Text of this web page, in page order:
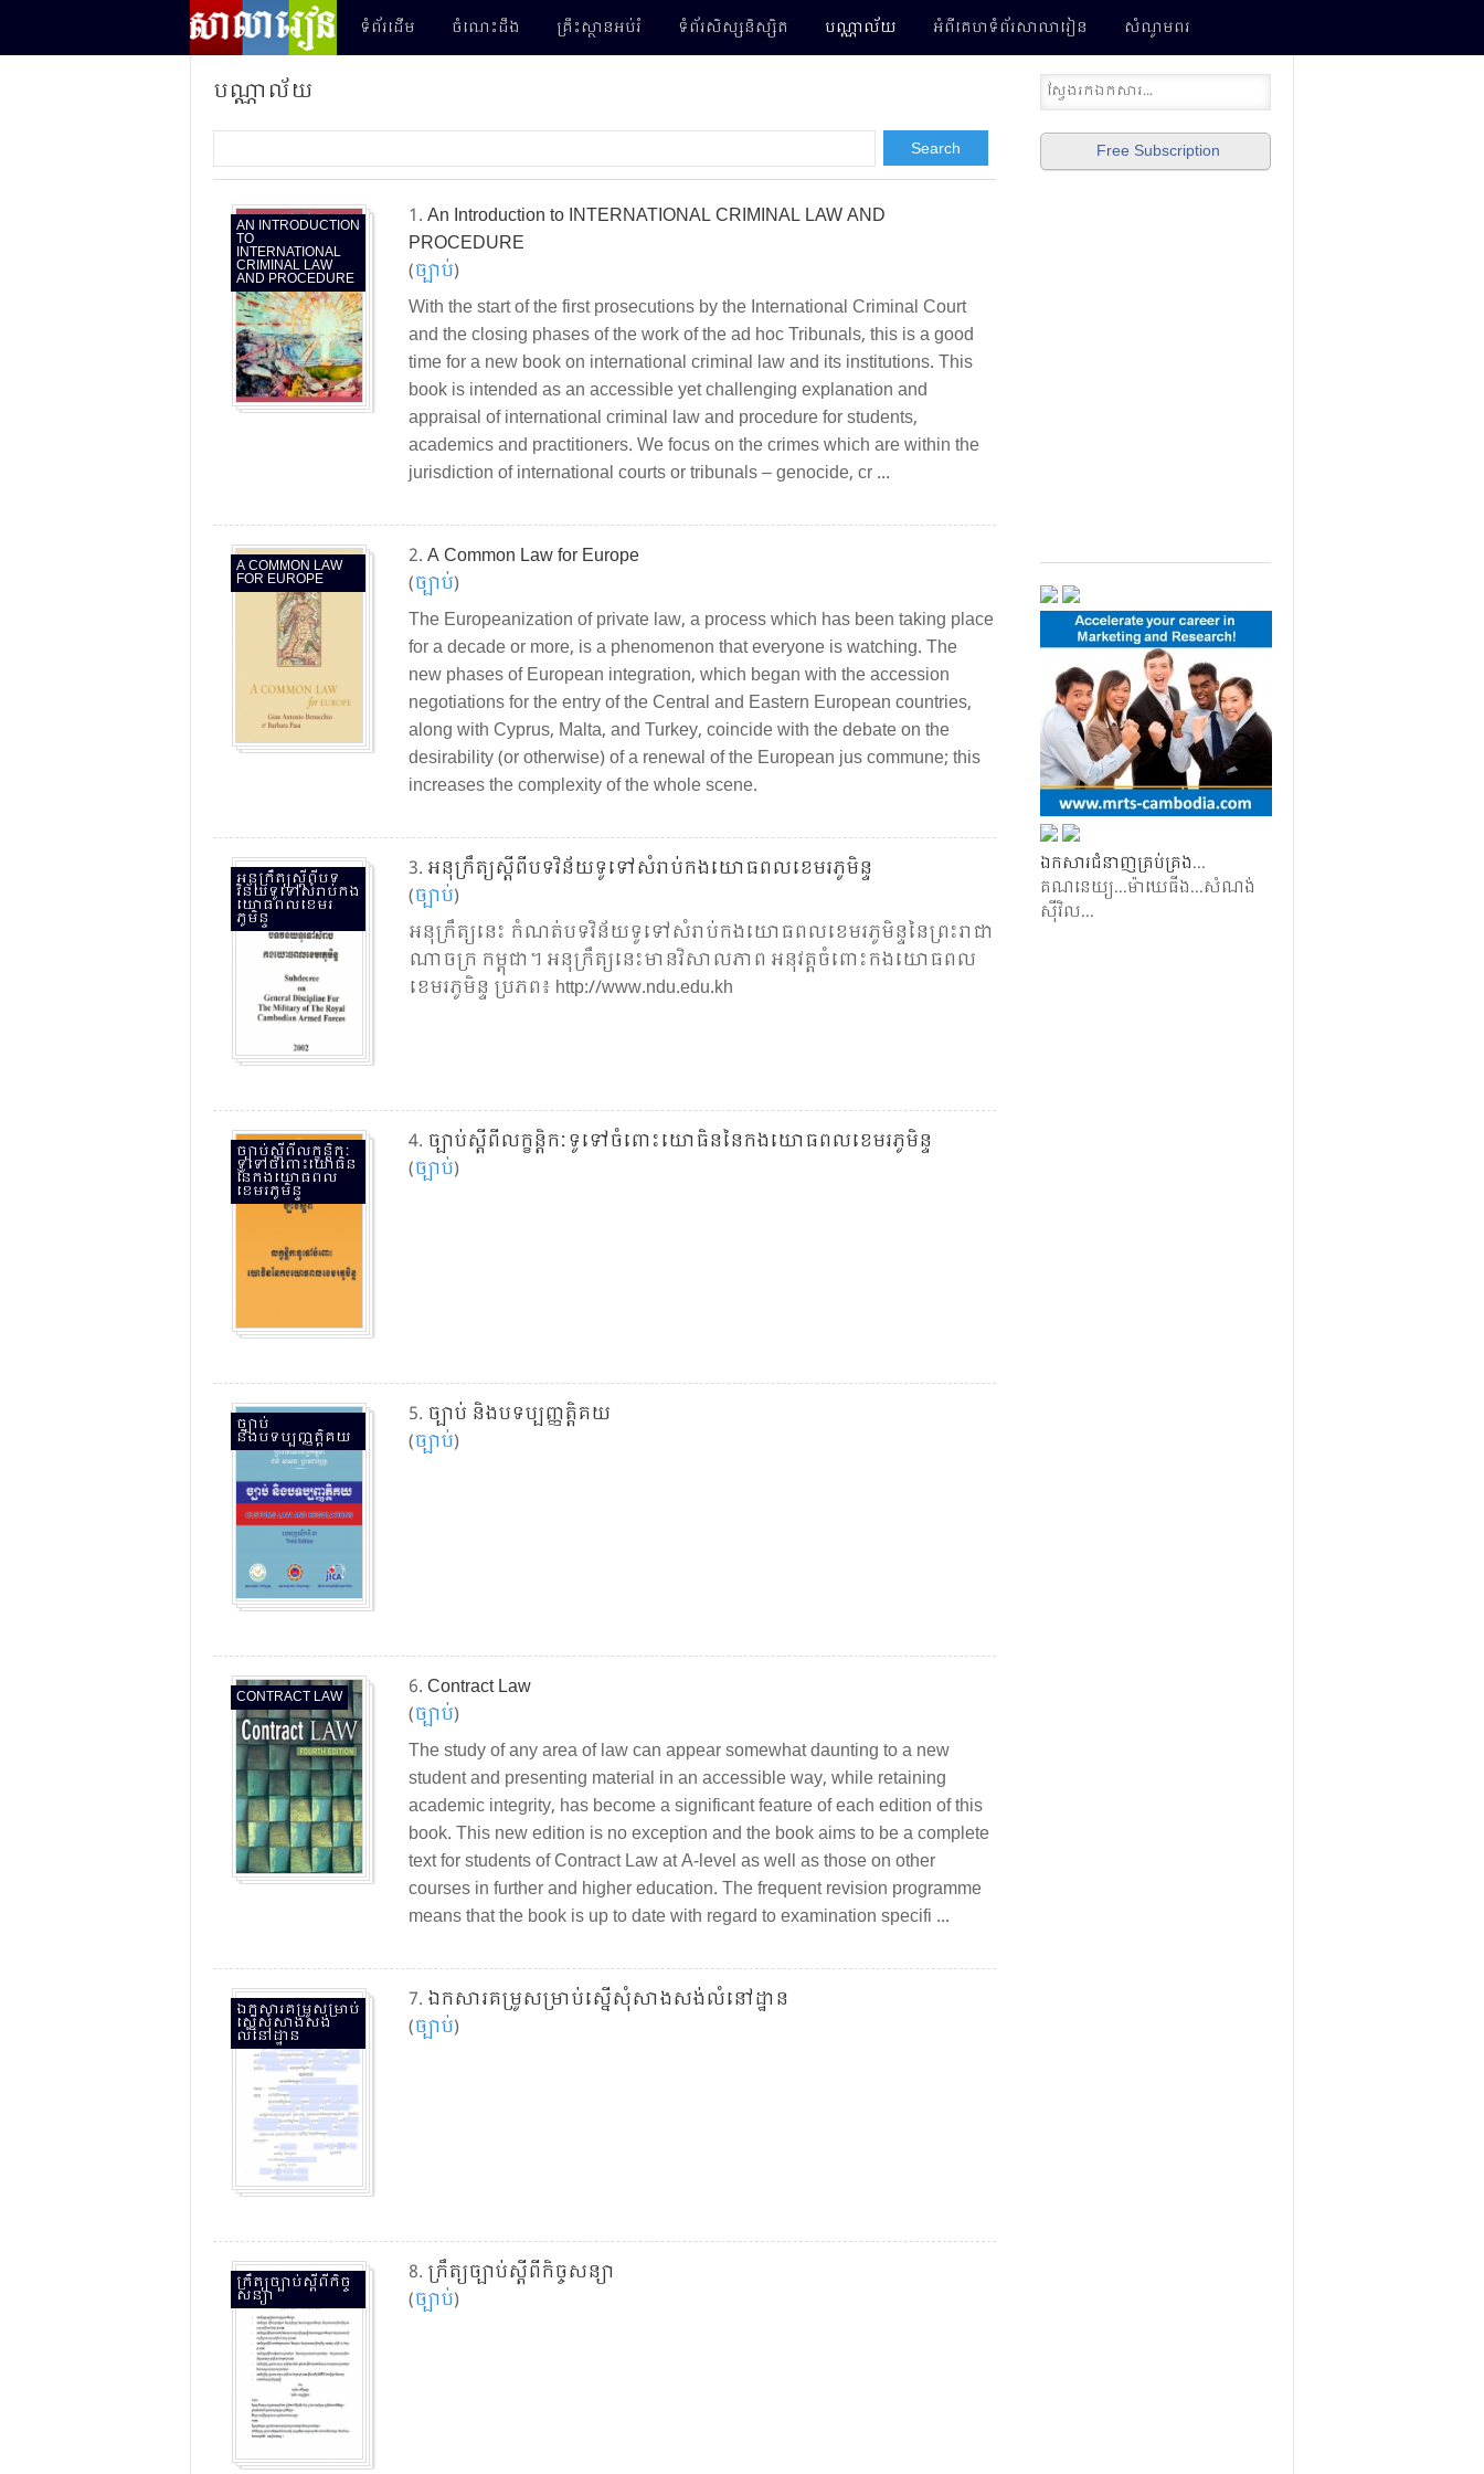
ទំព័រដើម ចំណេះដឹង គ្រឹះស្ថានអប់រំ ទំព័រសិស្ស​និស្សិត បណ្ណាល័យ អំពីគេហទំព័រ​សាលារៀន សំណូមពរ
បណ្ណាល័យ
AN INTRODUCTION
TO
INTERNATIONAL
CRIMINAL LAW
AND PROCEDURE
1.An Introduction to INTERNATIONAL CRIMINAL LAW AND
PROCEDURE
(ច្បាប់​)
With the start of the first prosecutions by the International Criminal Court
and the closing phases of the work of the ad hoc Tribunals, this is a good
time for a new book on international criminal law and its institutions. This
book is intended as an accessible yet challenging explanation and
appraisal of international criminal law and procedure for students,
academics and practitioners. We focus on the crimes which are within the
jurisdiction of international courts or tribunals – genocide, cr ...
A COMMON LAW
FOR EUROPE
2.A Common Law for Europe
(ច្បាប់​)
The Europeanization of private law, a process which has been taking place
for a decade or more, is a phenomenon that everyone is watching. The
new phases of European integration, which began with the accession
negotiations for the entry of the Central and Eastern European countries,
along with Cyprus, Malta, and Turkey, coincide with the debate on the
desirability (or otherwise) of a renewal of the European jus commune; this
increases the complexity of the whole scene.
អនុក្រឹត្យ​ស្ដី​ពី​បទ​
វិន័យ​ទូទៅ​សំរាប់​កង​
យោធពល​ខេមរ​
ភូមិន្ទ
3. អនុក្រឹត្យ​ស្ដី​ពី​បទ​វិន័យ​ទូទៅ​សំរាប់​កង​យោធពល​ខេមរ​ភូមិន្ទ
(ច្បាប់​)
អនុក្រឹត្យ​នេះ កំណត់​បទវិន័យ​ទូទៅ​សំរាប់​កងយោធពលខេមរ​ភូមិន្ទ​នៃ​ព្រះ​រាជា​
ណា​ចក្រ​ កម្ពុជា។ អនុក្រឹត្យនេះ​មាន​វិសាល​ភាព​ អនុវត្ត​ចំ​ពោះ​កង​យោធពល​
ខេមរភូមិន្ទ ប្រភព៖ http://www.ndu.edu.kh
ច្បាប់​ស្ដី​ពី​លក្ខន្តិកៈ​
ទូទៅ​ចំពោះ​យោធិន​
នៃ​កង​យោធពល​
ខេមរភូមិន្ទ
4. ច្បាប់​ស្ដី​ពី​លក្ខន្តិកៈ​ទូទៅ​ចំពោះ​យោធិន​នៃ​កង​យោធពល​ខេមរភូមិន្ទ
(ច្បាប់​)
ច្បាប់
និងបទប្បញ្ញត្តិគយ
5. ច្បាប់ និងបទប្បញ្ញត្តិគយ
(ច្បាប់​)
CONTRACT LAW 6.Contract Law
(ច្បាប់​)
The study of any area of law can appear somewhat daunting to a new
student and presenting material in an accessible way, while retaining
academic integrity, has become a significant feature of each edition of this
book. This new edition is no exception and the book aims to be a complete
text for students of Contract Law at A-level as well as those on other
courses in further and higher education. The frequent revision programme
means that the book is up to date with regard to examination specifi ...
ឯកសារ​គម្រូ​សម្រាប់​
ស្នើ​សុំ​សាង​សង់​
លំនៅដ្ឋាន
7. ឯកសារ​គម្រូ​សម្រាប់​ស្នើ​សុំ​សាង​សង់​លំនៅដ្ឋាន
(ច្បាប់​)
ក្រឹត្យច្បាប់​ស្តីពី​កិច្ច
សន្យា
8. ក្រឹត្យច្បាប់​ស្តីពី​កិច្ចសន្យា
(ច្បាប់​)
Free Subscription
ឯកសា​រ​ជំនាញ​គ្រប់​គ្រង​.​.​.​​
គណនេយ្យ​.​.​.​​ម៉ាឃេធីង​..​.​​សំណង់​
ស៊ី​វិល​.​.​.​